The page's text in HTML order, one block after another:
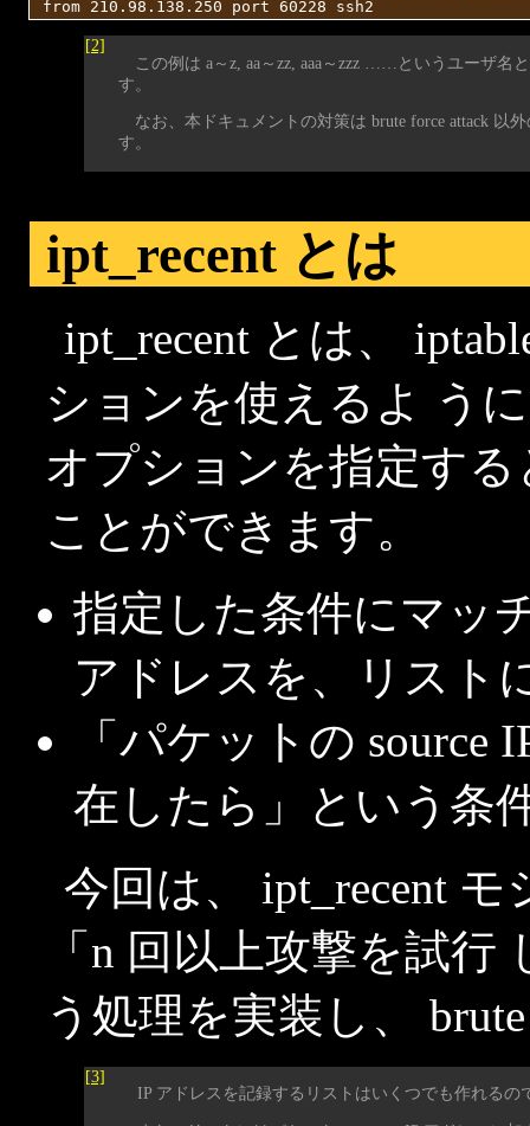
[2]
この例は a～z, aa～zz, aaa～zzz ……というユーザ名
す。
なお、本ドキュメントの対策は brute force attack 以
す。
ipt_recent とは
ipt_recent とは、
ションを使えるよ う
オプションを指定す
ことができます。
指定した条件にマッ
アドレスを、リスト
「パケットの
在したら」という条
今回は、 ipt_recent
「n 回以上攻撃を試
う処理を実装し、
[3]
IP アドレスを記録するリストはいくつでも作れる